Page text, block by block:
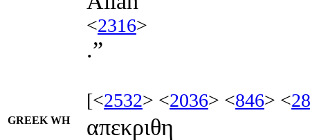
<2316>
.”
[<2532> <2036> <846> <
GREEK WH απεκριθη